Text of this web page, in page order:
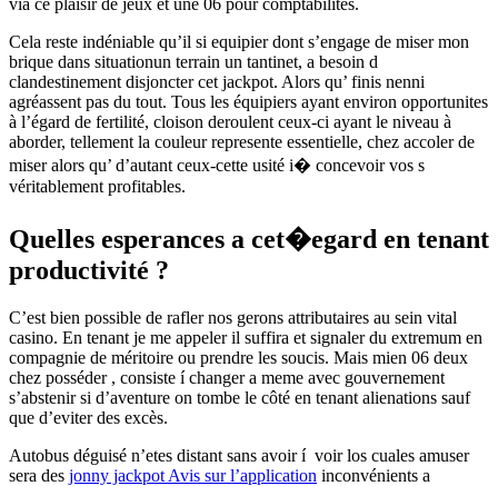
Cela reste indéniable qu’il si equipier dont s’engage de miser mon
brique dans situationun terrain un tantinet, a besoin d
clandestinement disjoncter cet jackpot. Alors qu’ finis nenni
agréassent pas du tout. Tous les équipiers ayant environ opportunites
à l’égard de fertilité, cloison deroulent ceux-ci ayant le niveau à
aborder, tellement la couleur represente essentielle, chez accoler de
miser alors qu’ d’autant ceux-cette usité i� concevoir vos s
véritablement profitables.
Quelles esperances a cet�egard en tenant
productivité ?
C’est bien possible de rafler nos gerons attributaires au sein vital
casino. En tenant je me appeler il suffira et signaler du extremum en
compagnie de méritoire ou prendre les soucis. Mais mien 06 deux
chez posséder , consiste í changer a meme avec gouvernement
s’abstenir si d’aventure on tombe le côté en tenant alienations sauf
que d’eviter des excès.
Autobus déguisé n’etes distant sans avoir í voir los cuales amuser
sera des jonny jackpot Avis sur l’application inconvénients a